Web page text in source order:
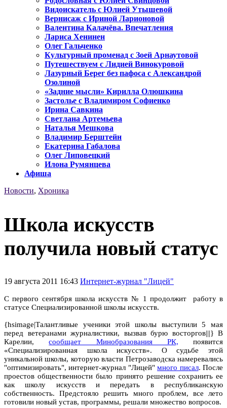
Видоискатель с Юлией Утышевой
Вернисаж с Ириной Ларионовой
Валентина Калачёва. Впечатления
Лариса Хенинен
Олег Гальченко
Культурный променад с Зоей Арнаутовой
Путешествуем с Лидией Винокуровой
Лазурный Берег без пафоса с Александрой
Озолиной
«Задние мысли» Кирилла Олюшкина
Застолье с Владимиром Софиенко
Ирина Савкина
Светлана Артемьева
Наталья Мешкова
Владимир Берштейн
Екатерина Габалова
Олег Липовецкий
Илона Румянцева
Афиша
Новости, Хроника
Школа искусств
получила новый статус
19 августа 2011 16:43 Интернет-журнал "Лицей"
С первого сентября школа искусств № 1 продолжит работу в
статусе Специализированной школы искусств.
{hsimage|Талантливые ученики этой школы выступили 5 мая
перед ветеранами журналистики, вызвав бурю восторгов|||} В
Карелии,сообщает Минобразования РК, появится
«Специализированная школа искусств». О судьбе этой
уникальной школы, которую власти Петрозаводска намеревались
"оптимизировать", интернет-журнал "Лицей"много писал. После
проестов общественности было принято решение сохранить ее
как школу искусств и передать в республиканскую
собственность. Предстояло решить много проблем, все лето
готовили новый устав, программы, решали множество вопросов.